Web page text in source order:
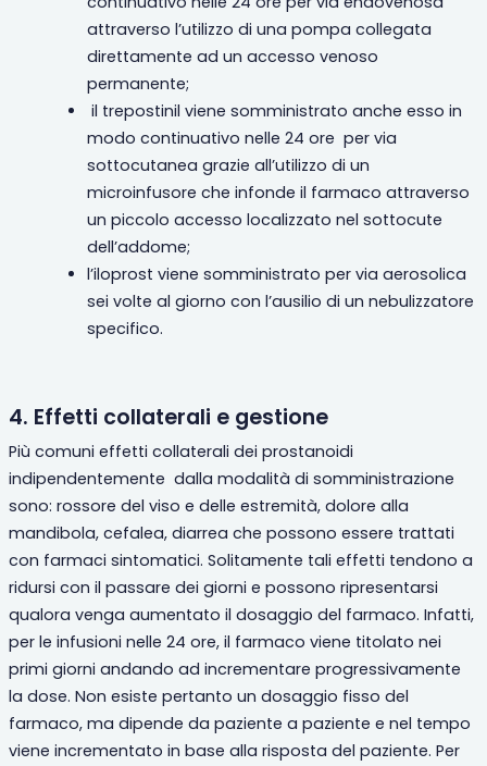
attraverso l’utilizzo di una pompa collegata
direttamente ad un accesso venoso
permanente;
il trepostinil viene somministrato anche esso in
modo continuativo nelle 24 ore per via
sottocutanea grazie all’utilizzo di un
microinfusore che infonde il farmaco attraverso
un piccolo accesso localizzato nel sottocute
dell’addome;
l’iloprost viene somministrato per via aerosolica
sei volte al giorno con l’ausilio di un nebulizzatore
specifico.
4. Effetti collaterali e gestione
Più comuni effetti collaterali dei prostanoidi
indipendentemente dalla modalità di somministrazione
sono: rossore del viso e delle estremità, dolore alla
mandibola, cefalea, diarrea che possono essere trattati
con farmaci sintomatici. Solitamente tali effetti tendono a
ridursi con il passare dei giorni e possono ripresentarsi
qualora venga aumentato il dosaggio del farmaco. Infatti,
per le infusioni nelle 24 ore, il farmaco viene titolato nei
primi giorni andando ad incrementare progressivamente
la dose. Non esiste pertanto un dosaggio fisso del
farmaco, ma dipende da paziente a paziente e nel tempo
viene incrementato in base alla risposta del paziente. Per